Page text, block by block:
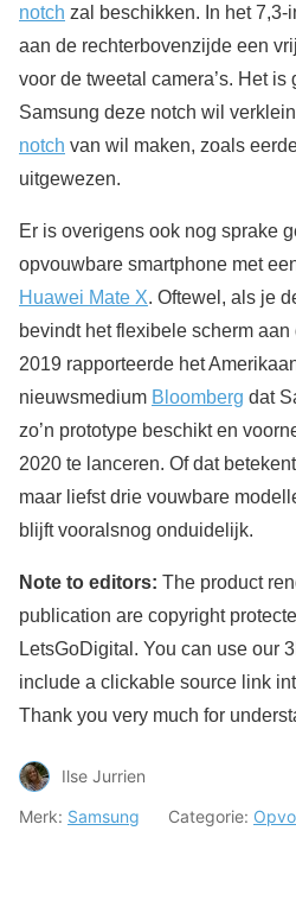
notch zal beschikken. In het
aan de rechterbovenzijde een
voor de tweetal camera’s. Het
Samsung deze notch wil
notch van wil maken, zoals
uitgewezen.
Er is overigens ook nog sprake
opvouwbare smartphone met
Huawei Mate X. Oftewel, als je
bevindt het flexibele scherm
2019 rapporteerde het
nieuwsmedium Bloomberg dat
zo’n prototype beschikt en
2020 te lanceren. Of dat
maar liefst drie vouwbare
blijft vooralsnog onduidelijk.
Note to editors: The product
publication are copyright
LetsGoDigital. You can use our
include a clickable source link
Thank you very much for
Ilse Jurrien
Merk: Samsung Categorie: